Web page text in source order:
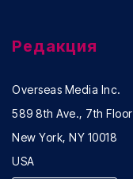
Редакция
Overseas Media Inc.
589 8th Ave., 7th Floor
New York, NY 10018
USA